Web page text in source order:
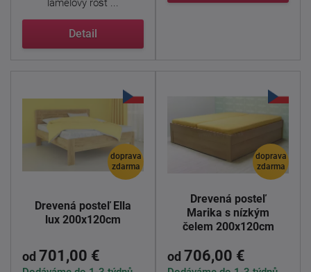
Detail
doprava
zdarma
Drevená posteľ Ella
lux 200x120cm
od 701,00 €
doprava
zdarma
Drevená posteľ
Marika s nízkým
čelem 200x120cm
od 706,00 €